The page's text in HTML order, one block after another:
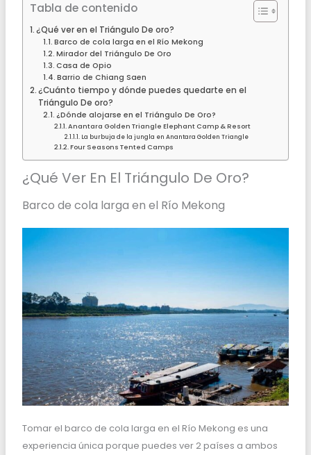
Tabla de contenido
¿Qué ver en el Triángulo De oro?
Barco de cola larga en el Río Mekong
Mirador del Triángulo De Oro
Casa de Opio
Barrio de Chiang Saen
¿Cuánto tiempo y dónde puedes quedarte en el
Triángulo De oro?
¿Dónde alojarse en el Triángulo De Oro?
Anantara Golden Triangle Elephant Camp & Resort
La burbuja de la jungla en Anantara Golden Triangle
Four Seasons Tented Camps
¿Qué Ver En El Triángulo De Oro?
Barco de cola larga en el Río Mekong
Tomar el barco de cola larga en el Río Mekong es una
experiencia única porque puedes ver 2 países a ambos